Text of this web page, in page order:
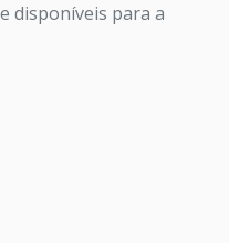
disponíveis para a